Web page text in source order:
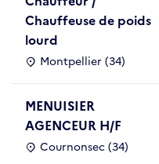
Chauffeuse de poids
lourd
Montpellier (34)
MENUISIER
AGENCEUR H/F
Cournonsec (34)